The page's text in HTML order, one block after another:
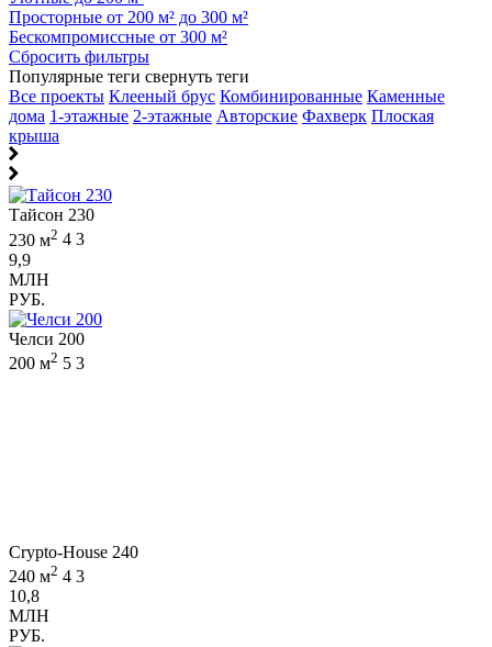
Просторные от 200 м² до 300 м²
Бескомпромиссные от 300 м²
Сбросить фильтры
Популярные теги свернуть теги
Все проекты Клееный брус Комбинированные Каменные
дома 1-этажные 2-этажные Авторские Фахверк Плоская
крыша
Тайсон 230
230 м2 4 3
9,9
МЛН
РУБ.
Челси 200
200 м2 5 3
Crypto-House 240
240 м2 4 3
10,8
МЛН
РУБ.